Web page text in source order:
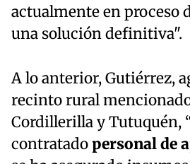
actualmente en proceso
una solución definitiva".
A lo anterior, Gutiérrez,
recinto rural
Cordillerilla y Tutuquén,
contratadopersonal de